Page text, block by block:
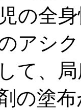
の全
アシ
て、局
の塗